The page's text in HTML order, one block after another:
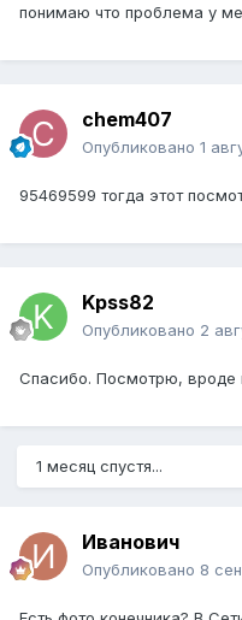
понимаю что проблема у
chem407
Опубликовано 1
95469599 тогда этот
Kpss82
Опубликовано 2
Спасибо. Посмотрю, вроде
1 месяц спустя...
Иванович
Опубликовано 8